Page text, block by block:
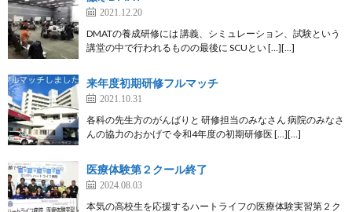
2021.12.20
DMATの養成研修には 講義、シミュレーション、試験という
講堂の中で行われるものの最後に SCUとい […][…]
来年度初期研修フルマッチ
2021.10.31
各科の先生方のがんばりと 研修担当のみなさん 病院のみなさ
んの協力のおかげで 令和4年度の初期研修医 […][…]
医療体験第２クール終了
2024.08.03
本気の高校生を応援するハートライフの医療体験実習第２ク